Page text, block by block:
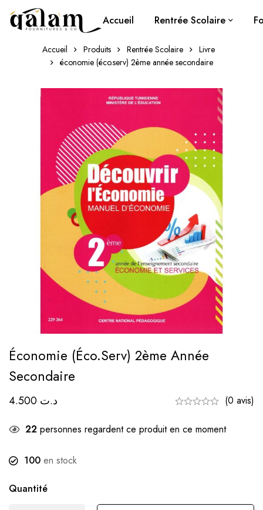
Accueil Rentrée Scolaire
Accueil Produits Rentrée Scolaire
Livre
économie (éco.serv) 2ème année secondaire
Économie (éco.serv) 2ème Année
Secondaire
د.ت (0 avis)
22 personnes regardent ce produit en ce moment
100 en stock
Quantité